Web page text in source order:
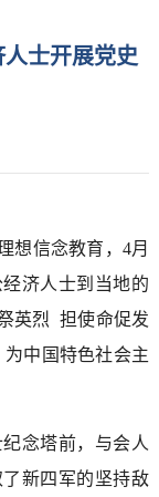
士开展党史
想信念教育，4月
济人士到当地的
英烈 担使命促发
中国特色社会主
念塔前，与会人
新四军的坚持敌